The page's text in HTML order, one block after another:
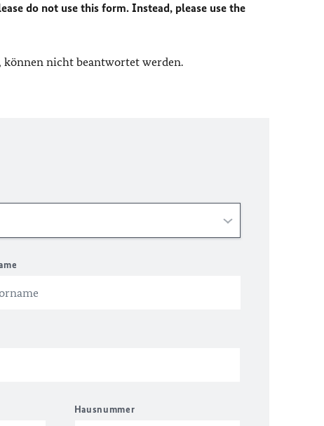
do not use this form. Instead, please use the
können nicht beantwortet werden.
Hausnummer